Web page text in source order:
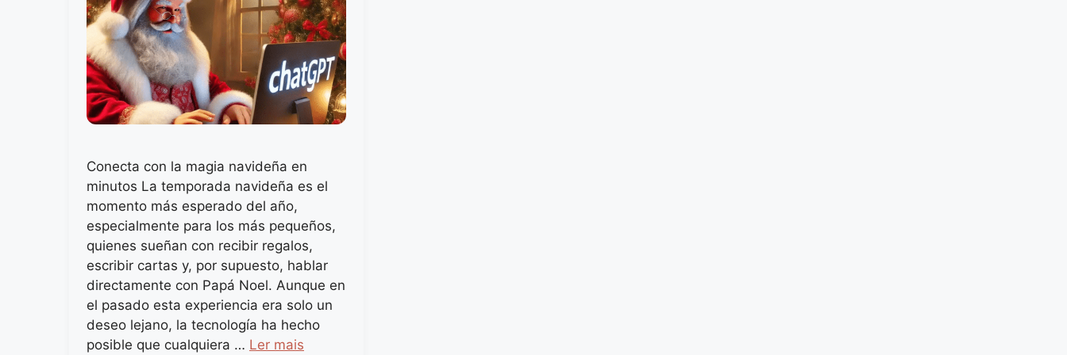
Conecta con la magia navideña en
minutos La temporada navideña es el
momento más esperado del año,
especialmente para los más pequeños,
quienes sueñan con recibir regalos,
escribir cartas y, por supuesto, hablar
directamente con Papá Noel. Aunque en
el pasado esta experiencia era solo un
deseo lejano, la tecnología ha hecho
posible que cualquiera … Ler mais